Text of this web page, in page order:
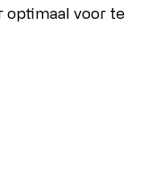
optimaal voor te